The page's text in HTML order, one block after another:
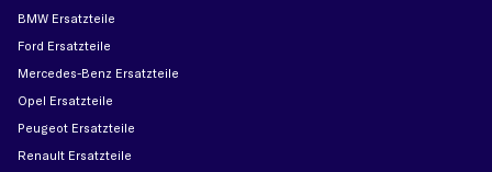
BMW Ersatzteile
Ford Ersatzteile
Mercedes-Benz Ersatzteile
Opel Ersatzteile
Peugeot Ersatzteile
Renault Ersatzteile